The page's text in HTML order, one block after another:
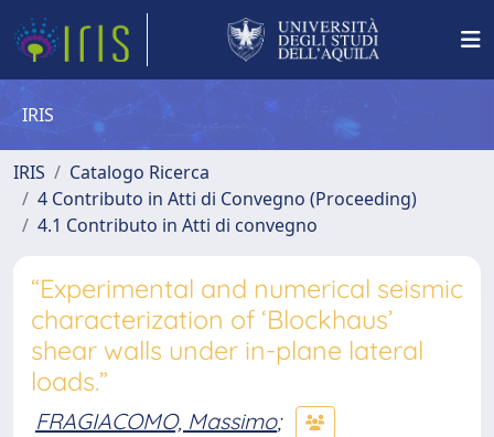
IRIS
IRIS
Catalogo Ricerca
4 Contributo in Atti di Convegno (Proceeding)
4.1 Contributo in Atti di convegno
“Experimental and numerical seismic
characterization of ‘Blockhaus’
shear walls under in-plane lateral
loads.”
FRAGIACOMO, Massimo;